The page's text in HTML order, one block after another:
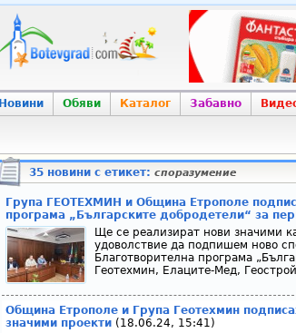
Новини Обяви Каталог Забавно
35 новини с етикет: споразумение
Група ГЕОТЕХМИН и Община Етрополе
програма „Българските добродетели“ за
Ще се реализират нови значими
удоволствие да подпишем ново
Благотворителна програма
Геотехмин, Елаците-Мед,
Община Етрополе и Група Геотехмин
значими проекти(18.06.24, 15:41)